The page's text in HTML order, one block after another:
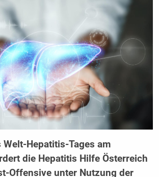
Hepatitis-Tages am
die Hepatitis Hilfe Österreich
Offensive unter Nutzung der